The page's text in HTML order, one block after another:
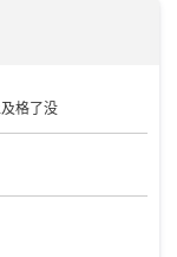
格了没